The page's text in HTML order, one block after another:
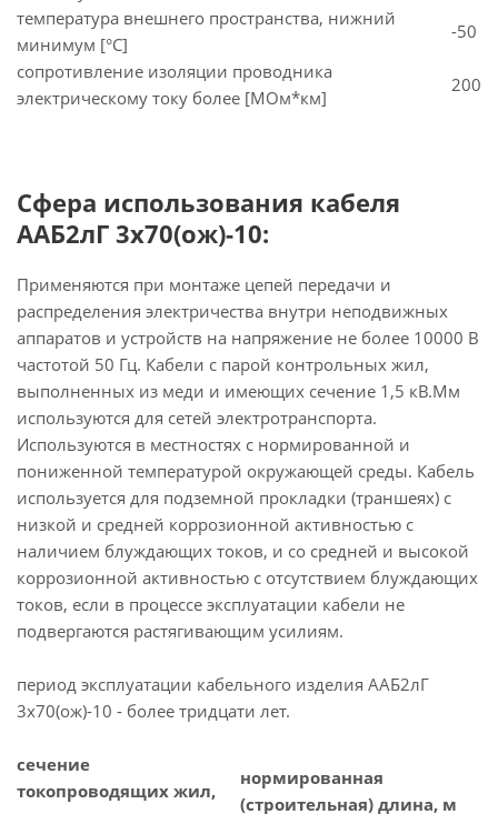
температура внешнего пространства, нижний
минимум [°C]
-50
сопротивление изоляции проводника
электрическому току более [МОм*км]
200
Сфера использования кабеля
ААБ2лГ 3х70(ож)-10:
Применяются при монтаже цепей передачи и
распределения электричества внутри неподвижных
аппаратов и устройств на напряжение не более 10000 В
частотой 50 Гц. Кабели с парой контрольных жил,
выполненных из меди и имеющих сечение 1,5 кВ.Мм
используются для сетей электротранспорта.
Используются в местностях с нормированной и
пониженной температурой окружающей среды. Кабель
используется для подземной прокладки (траншеях) с
низкой и средней коррозионной активностью с
наличием блуждающих токов, и со средней и высокой
коррозионной активностью с отсутствием блуждающих
токов, если в процессе эксплуатации кабели не
подвергаются растягивающим усилиям.
период эксплуатации кабельного изделия ААБ2лГ
3х70(ож)-10 - более тридцати лет.
сечение
токопроводящих жил,
нормированная
(строительная) длина, м